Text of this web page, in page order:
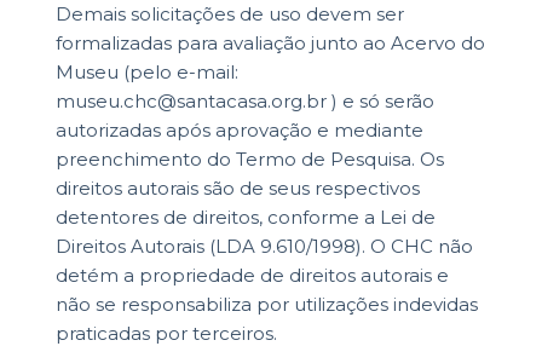
Demais solicitações de uso devem ser
formalizadas para avaliação junto ao Acervo do
Museu (pelo e-mail:
museu.chc@santacasa.org.br ) e só serão
autorizadas após aprovação e mediante
preenchimento do Termo de Pesquisa. Os
direitos autorais são de seus respectivos
detentores de direitos, conforme a Lei de
Direitos Autorais (LDA 9.610/1998). O CHC não
detém a propriedade de direitos autorais e
não se responsabiliza por utilizações indevidas
praticadas por terceiros.